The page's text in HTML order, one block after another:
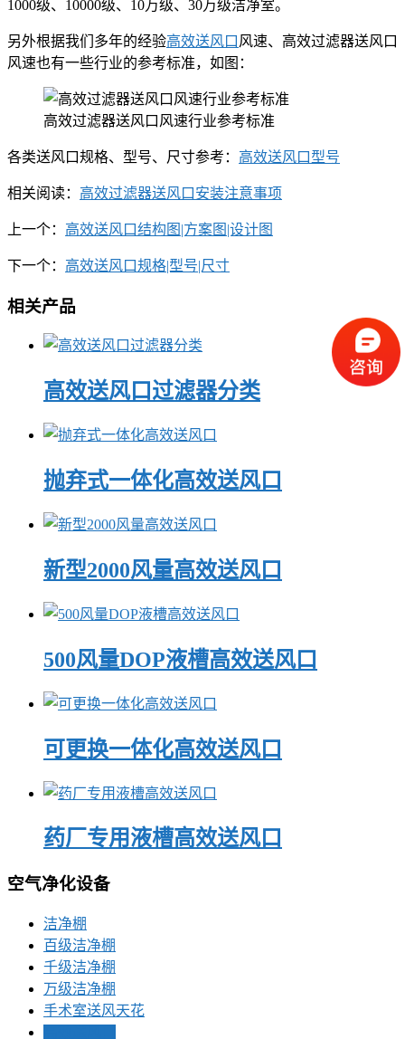
1000级、10000级、10万级、30万级洁净室。
另外根据我们多年的经验高效送风口 风速、高效过滤器送风口
风速也有一些行业的参考标准，如图：
高效过滤器送风口风速行业参考标准
各类送风口规格、型号、尺寸参考： 高效送风口型号
相关阅读： 高效过滤器送风口安装注意事项
上一个： 高效送风口结构图|方案图|设计图
下一个： 高效送风口规格|型号|尺寸
相关产品
高效送风口过滤器分类
抛弃式一体化高效送风口
新型2000风量高效送风口
500风量DOP液槽高效送风口
可更换一体化高效送风口
药厂专用液槽高效送风口
空气净化设备
洁净棚
百级洁净棚
千级洁净棚
万级洁净棚
手术室送风天花